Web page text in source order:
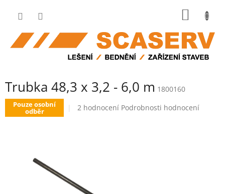
Trubka 48,3 x 3,2 - 6,0 m 1800160
Pouze osobní
odběr
Průměrné
2 hodnocení Podrobnosti hodnocení